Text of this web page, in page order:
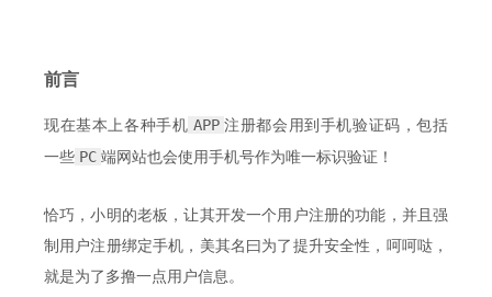
前言
现在基本上各种手机 APP 注册都会用到手机验证码，包括
一些 PC 端网站也会使用手机号作为唯一标识验证！
恰巧，小明的老板，让其开发一个用户注册的功能，并且强
制用户注册绑定手机，美其名曰为了提升安全性，呵呵哒，
就是为了多撸一点用户信息。